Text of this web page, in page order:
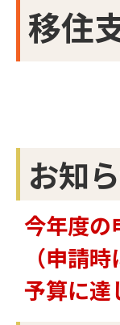
移住
お知
今年度の
（申請
予算に達